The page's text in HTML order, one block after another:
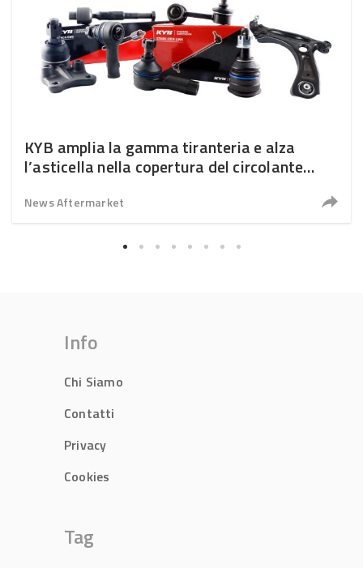
KYB amplia la gamma tiranteria e alza
l’asticella nella copertura del circolante
News Aftermarket
Info
Chi Siamo
Contatti
Privacy
Cookies
Tag